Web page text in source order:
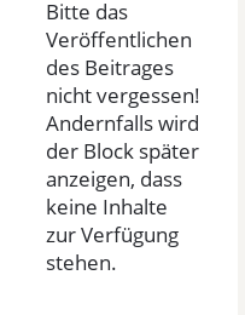
Bitte das
Veröffentlichen
des Beitrages
nicht vergessen!
Andernfalls wird
der Block später
anzeigen, dass
keine Inhalte
zur Verfügung
stehen.